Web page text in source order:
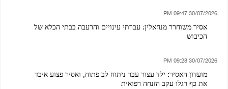
30/07/2026 09:47 PM
אסיר משוחרר מנחאלין: עברתי עינויים והרעבה בבתי הכלא של
הכיבוש
30/07/2026 09:28 PM
מועדון האסיר: ילד עצור עבר ניתוח לב פתוח, ואסיר פצוע איבד
את כף רגלו עקב הזנחה רפואית